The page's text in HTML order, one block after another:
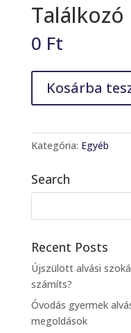
Találkozó
0 Ft
mennyiség
Kosárba
Kategória: Egyéb
Search
Recent Posts
Újszülött alvási
számíts?
Óvodás gyermek
megoldások